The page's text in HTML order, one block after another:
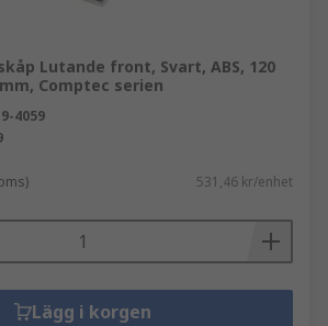
Lutande front, Svart, ABS, 120
Comptec serien
4059
531,46 kr/enhet
Lägg i korgen